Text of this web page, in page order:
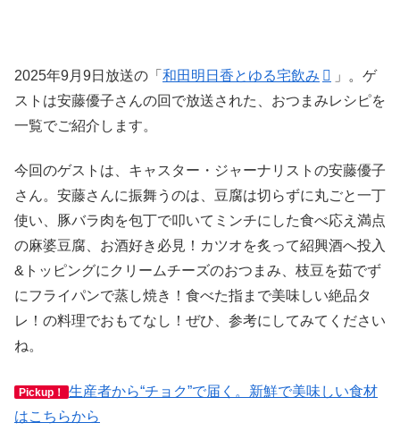
2025年9月9日放送の「 和田明日香とゆる宅飲み
」。ゲ
ストは安藤優子さんの回で放送された、おつまみレシピを
一覧でご紹介します。
今回のゲストは、キャスター・ジャーナリストの安藤優子
さん。安藤さんに振舞うのは、豆腐は切らずに丸ごと一丁
使い、豚バラ肉を包丁で叩いてミンチにした食べ応え満点
の麻婆豆腐、お酒好き必見！カツオを炙って紹興酒へ投入
&トッピングにクリームチーズのおつまみ、枝豆を茹でず
にフライパンで蒸し焼き！食べた指まで美味しい絶品タ
レ！の料理でおもてなし！ぜひ、参考にしてみてください
ね。
Pickup！
生産者から“チョク”で届く。新鮮で美味しい食材
はこちらから